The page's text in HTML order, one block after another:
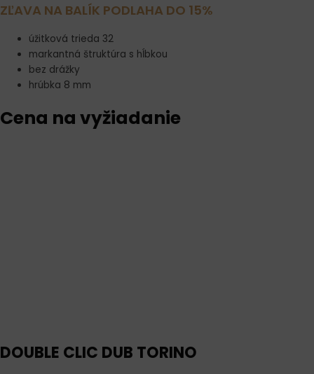
ZĽAVA NA BALÍK PODLAHA DO 15%
úžitková trieda 32
markantná štruktúra s hĺbkou
bez drážky
hrúbka 8 mm
Cena na vyžiadanie
DOUBLE CLIC DUB TORINO